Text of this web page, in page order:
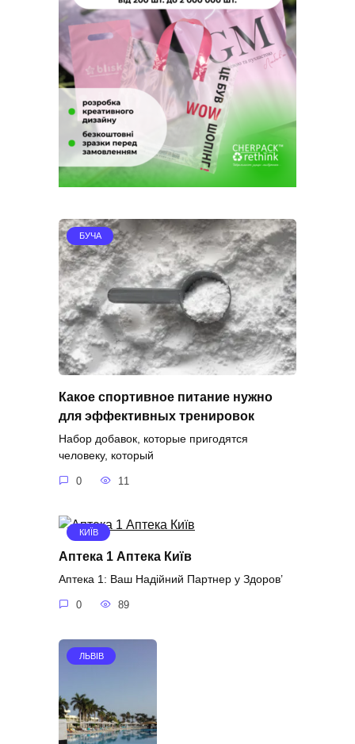
БУЧА
Какое спортивное питание нужно
для эффективных тренировок
Набор добавок, которые пригодятся
человеку, который
0 11
КИЇВ
Аптека 1 Аптека Київ
Аптека 1: Ваш Надійний Партнер у Здоров’
0 89
ЛЬВІВ